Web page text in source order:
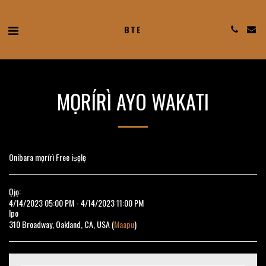
BTE
MỌRÍRÌ AYO WAKATI
Onibara mọrírì Free iṣẹlẹ
Ọjọ:
4/14/2023 05:00 PM - 4/14/2023 11:00 PM
Ipo
310 Broadway, Oakland, CA, USA (Maapu)